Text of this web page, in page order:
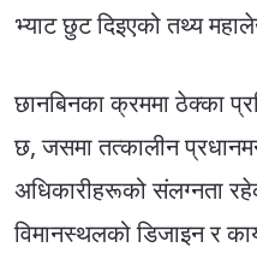
भ्याट छुट दिइएको तथ्य
छानबिनका क्रममा ठेक्का
छ, जसमा तत्कालीन
अधिकारीहरूको संलग्नता
विमानस्थलको डिजाइन र